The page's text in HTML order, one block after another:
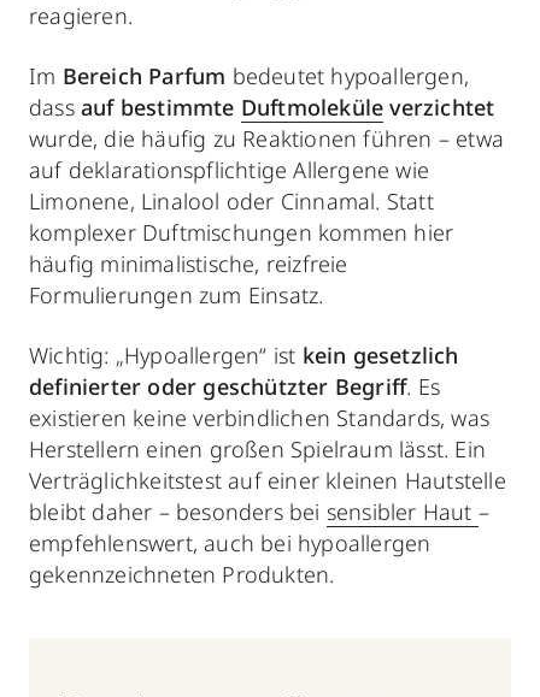
reagieren.
Im Bereich Parfum bedeutet hypoallergen,
dass auf bestimmte Duftmoleküle verzichtet
wurde, die häufig zu Reaktionen führen – etwa
auf deklarationspflichtige Allergene wie
Limonene, Linalool oder Cinnamal. Statt
komplexer Duftmischungen kommen hier
häufig minimalistische, reizfreie
Formulierungen zum Einsatz.
Wichtig: „Hypoallergen“ ist kein gesetzlich
definierter oder geschützter Begriff. Es
existieren keine verbindlichen Standards, was
Herstellern einen großen Spielraum lässt. Ein
Verträglichkeitstest auf einer kleinen Hautstelle
bleibt daher – besonders bei sensibler Haut –
empfehlenswert, auch bei hypoallergen
gekennzeichneten Produkten.